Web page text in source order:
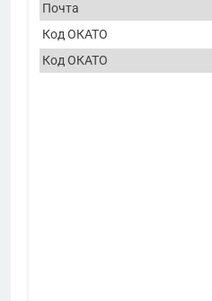
Почта
Код ОКАТО
Код ОКАТО